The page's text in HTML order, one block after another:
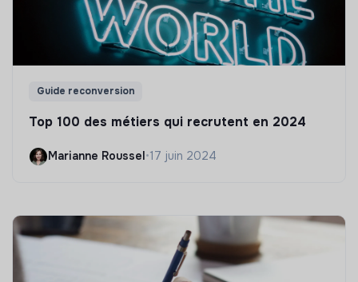
Guide reconversion
Top 100 des métiers qui recrutent en 2024
Marianne Roussel•17 juin 2024